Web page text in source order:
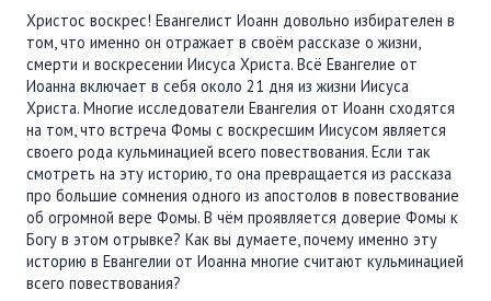
Христос воскрес! Евангелист Иоанн довольно избирателен в
том, что именно он отражает в своём рассказе о жизни,
смерти и воскресении Иисуса Христа. Всё Евангелие от
Иоанна включает в себя около 21 дня из жизни Иисуса
Христа. Многие исследователи Евангелия от Иоанн сходятся
на том, что встреча Фомы с воскресшим Иисусом является
своего рода кульминацией всего повествования. Если так
смотреть на эту историю, то она превращается из рассказа
про большие сомнения одного из апостолов в повествование
об огромной вере Фомы. В чём проявляется доверие Фомы к
Богу в этом отрывке? Как вы думаете, почему именно эту
историю в Евангелии от Иоанна многие считают кульминацией
всего повествования?